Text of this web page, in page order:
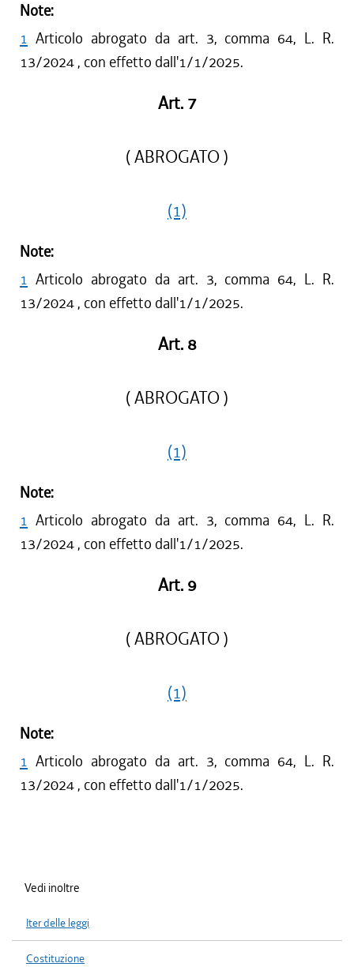
Note:
1 Articolo abrogato da art. 3, comma 64, L. R.
13/2024 , con effetto dall'1/1/2025.
Art. 7
( ABROGATO )
(1)
Note:
1 Articolo abrogato da art. 3, comma 64, L. R.
13/2024 , con effetto dall'1/1/2025.
Art. 8
( ABROGATO )
(1)
Note:
1 Articolo abrogato da art. 3, comma 64, L. R.
13/2024 , con effetto dall'1/1/2025.
Art. 9
( ABROGATO )
(1)
Note:
1 Articolo abrogato da art. 3, comma 64, L. R.
13/2024 , con effetto dall'1/1/2025.
Vedi inoltre
Iter delle leggi
Costituzione